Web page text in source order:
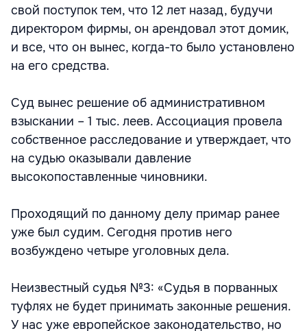
свой поступок тем, что 12 лет назад, будучи
директором фирмы, он арендовал этот домик,
и все, что он вынес, когда-то было установлено
на его средства.
Суд вынес решение об административном
взыскании – 1 тыс. леев. Ассоциация провела
собственное расследование и утверждает, что
на судью оказывали давление
высокопоставленные чиновники.
Проходящий по данному делу примар ранее
уже был судим. Сегодня против него
возбуждено четыре уголовных дела.
Неизвестный судья №3: «Судья в порванных
туфлях не будет принимать законные решения.
У нас уже европейское законодательство, но